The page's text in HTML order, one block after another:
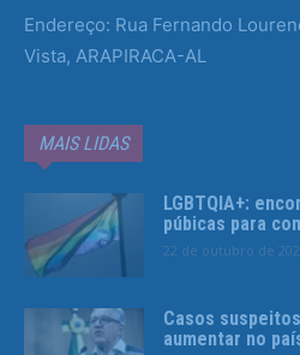
Endereço: Rua Fernando
Vista, ARAPIRACA-AL
MAIS LIDAS
LGBTQIA+:
púbicas para
22 de outubro de
Casos
aumentar no